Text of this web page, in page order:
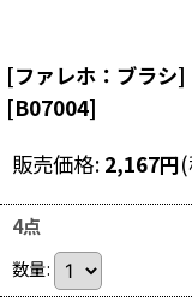
[ファレホ：ブラシ]
[B07004]
販売価格: 2,167円
4点
数量: